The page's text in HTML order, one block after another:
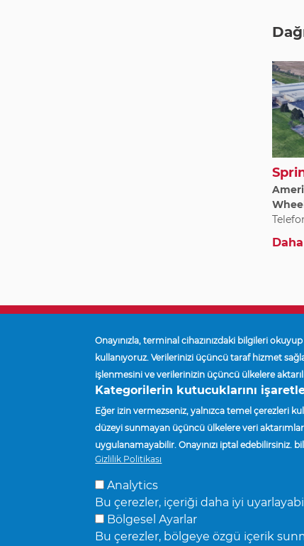
Breadcrumb
TEDARIKÇILER TESISLER VE KONUMLAR
Accuride Corporation,38777 Six Mile Road,
Onayınızla, terminal cihazınızdaki bilgileri
kullanıyoruz. Verilerinizi üçüncü taraf hizmet
işlenmesini ve verilerinizin üçüncü ülkelere
Kategorilerin kutucuklarını
Eğer izin vermezseniz, yalnızca temel çerezleri
düzeyi sunmayan üçüncü ülkelere veri
uygulanamayabilir. Onayınızı iptal
Gizlilik Politikası
Analytics
Bu çerezler, içeriği daha iyi
Bölgesel Ayarlar
Bu çerezler, bölgeye özgü içerik